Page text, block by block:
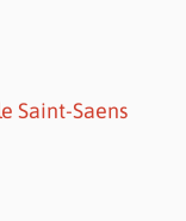
Saint-Saens